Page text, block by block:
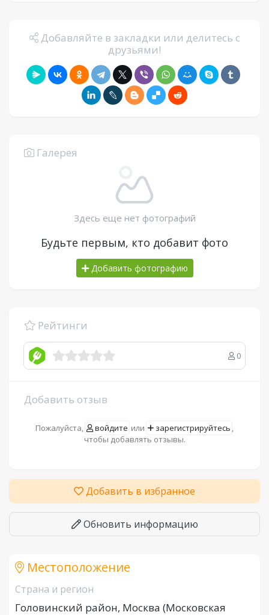
Добавляйте в закладки или делитесь с
друзьями!
Галерея
Здесь еще нет фотографий
Будьте первым, кто добавит фото
Добавить фотографию
Рейтинги
0
Добавить отзыв
Пожалуйста, войдите или зарегистрируйтесь ,
чтобы добавлять отзывы.
Добавить в избранное
Обновить информацию
Местоположение
Страна и регион
Головинский район, Москва (Московская